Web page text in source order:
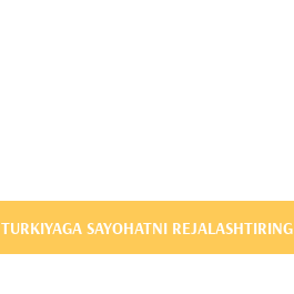
TURKIYAGA SAYOHATNI REJALASHTIRING